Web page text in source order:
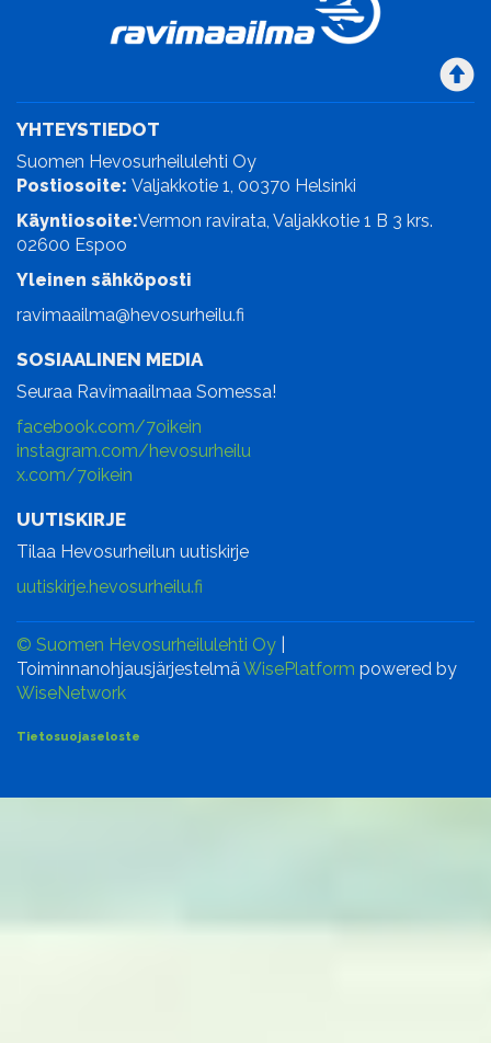
YHTEYSTIEDOT
Suomen Hevosurheilulehti Oy
Postiosoite: Valjakkotie 1, 00370 Helsinki
Käyntiosoite:Vermon ravirata, Valjakkotie 1 B 3 krs.
02600 Espoo
Yleinen sähköposti
ravimaailma@hevosurheilu.fi
SOSIAALINEN MEDIA
Seuraa Ravimaailmaa Somessa!
facebook.com/7oikein
instagram.com/hevosurheilu
x.com/7oikein
UUTISKIRJE
Tilaa Hevosurheilun uutiskirje
uutiskirje.hevosurheilu.fi
© Suomen Hevosurheilulehti Oy
ToiminnanohjausjärjestelmäWisePlatform powered by
WiseNetwork
Tietosuojaseloste